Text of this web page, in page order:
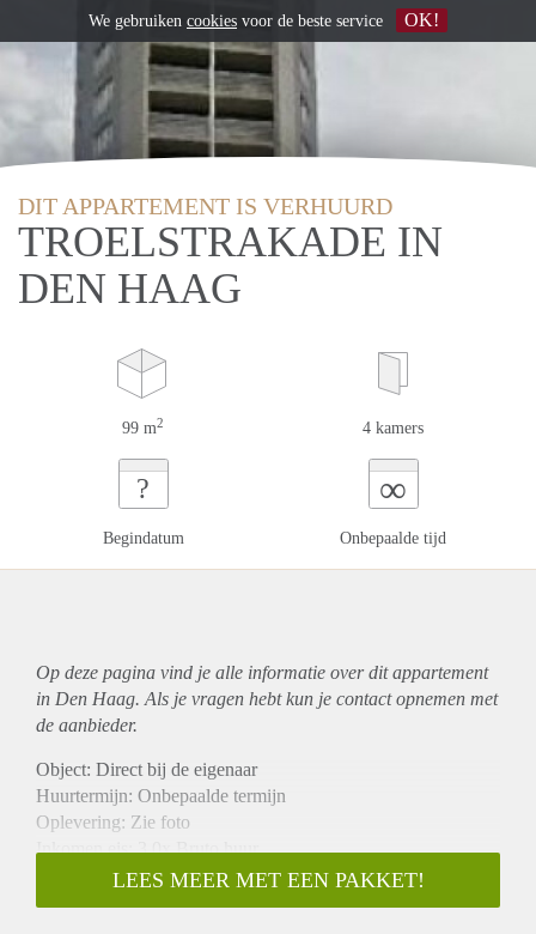
DIT APPARTEMENT IS VERHUURD
TROELSTRAKADE IN
DEN HAAG
99 m2 4 kamers
?
Begindatum
∞
Onbepaalde tijd
Op deze pagina vind je alle informatie over ditappartement
in Den Haag. Als je vragen hebt kun je contact opnemen met
de aanbieder.
Object: Direct bij de eigenaar
Huurtermijn: Onbepaalde termijn
Oplevering: Zie foto
Inkomen eis: 3,0x Bruto huur
Garantiestelling mogelijk: Ja
Borg: 1 Maand
LEES MEER MET EEN PAKKET!
We gebruiken cookies voor de beste service OK!